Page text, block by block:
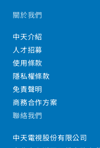
關於我們
中天介紹
人才招募
使用條款
隱私權條款
免責聲明
商務合作方案
聯絡我們
中天電視股份有限公司